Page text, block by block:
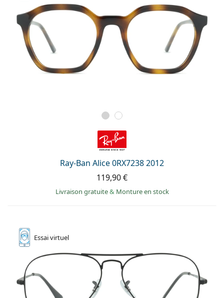
Ray-Ban Alice 0RX7238 2012
119,90 €
Livraison gratuite& Monture en stock
Essaivirtuel